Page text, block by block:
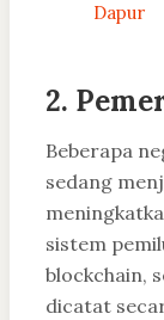
Dapur
2.
Beberapa
sedang
sistem
blockchain,
dicatat